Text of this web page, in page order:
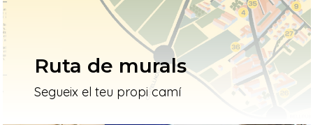
Ruta de murals
Segueix el teu propi camí